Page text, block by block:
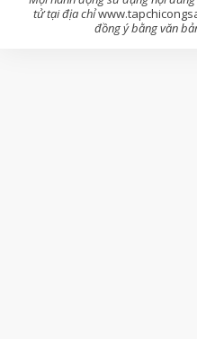
tử tại địa chỉ
đồng ý bằng văn